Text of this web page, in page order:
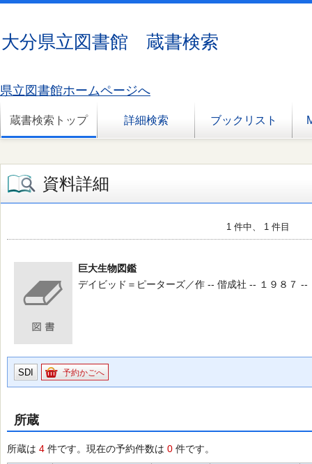
大分県立図書館 蔵書検索
県立図書館ホームページへ
蔵書検索トップ 詳細検索 ブックリスト
資料詳細
1 件中、 1 件目
巨大生物図鑑
デイビッド＝ピーターズ／作 -- 偕成社 -- １９８７ --
SDI 予約かごへ
所蔵
所蔵は 4 件です。現在の予約件数は 0 件です。